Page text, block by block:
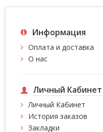
Информация
Оплата и доставка
О нас
Личный Кабинет
Личный Кабинет
История заказов
Закладки